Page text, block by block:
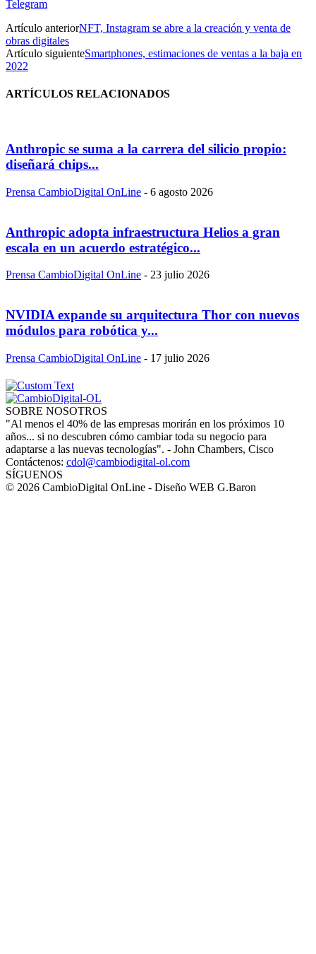
Telegram
Artículo anteriorNFT, Instagram se abre a la creación y venta de
obras digitales
Artículo siguienteSmartphones, estimaciones de ventas a la baja en
2022
ARTÍCULOS RELACIONADOS
Anthropic se suma a la carrera del silicio propio:
diseñará chips...
Prensa CambioDigital OnLine - 6 agosto 2026
Anthropic adopta infraestructura Helios a gran
escala en un acuerdo estratégico...
Prensa CambioDigital OnLine - 23 julio 2026
NVIDIA expande su arquitectura Thor con nuevos
módulos para robótica y...
Prensa CambioDigital OnLine - 17 julio 2026
SOBRE NOSOTROS
"Al menos el 40% de las empresas morirán en los próximos 10
años... si no descubren cómo cambiar toda su negocio para
adaptarse a las nuevas tecnologías". - John Chambers, Cisco
Contáctenos: cdol@cambiodigital-ol.com
SÍGUENOS
© 2026 CambioDigital OnLine - Diseño WEB G.Baron